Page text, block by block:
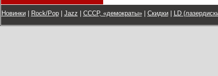
Новинки| Rock/Pop| Jazz СССР, «демократы»| Скидки| LD